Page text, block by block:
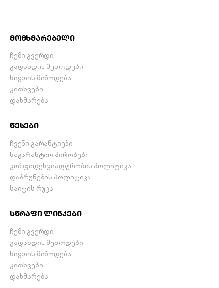
მომხმარებელი
ჩემი გვერდი
გადახდის მეთოდები
ნივთის მიწოდება
კითხვები
დახმარება
წესები
ჩვენი გარანტიები
საგარანტიო პირობები
კონფიდენციალურობის პოლიტიკა
დაბრუნების პოლიტიკა
საიტის რუკა
სწრაფი ლინკები
ჩემი გვერდი
გადახდის მეთოდები
ნივთის მიწოდება
კითხვები
დახმარება